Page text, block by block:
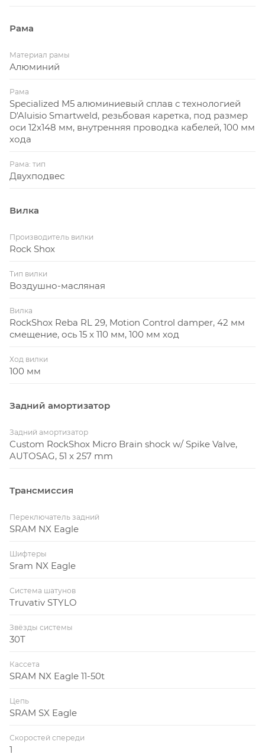
Рама
Материал рамы
Алюминий
Рама
Specialized M5 алюминиевый сплав с технологией
D'Aluisio Smartweld, резьбовая каретка, под размер
оси 12x148 мм, внутренняя проводка кабелей, 100 мм
хода
Рама: тип
Двухподвес
Вилка
Производитель вилки
Rock Shox
Тип вилки
Воздушно-масляная
Вилка
RockShox Reba RL 29, Motion Control damper, 42 мм
смещение, ось 15 x 110 мм, 100 мм ход
Ход вилки
100 мм
Задний амортизатор
Задний амортизатор
Custom RockShox Micro Brain shock w/ Spike Valve,
AUTOSAG, 51 x 257 mm
Трансмиссия
Переключатель задний
SRAM NX Eagle
Шифтеры
Sram NX Eagle
Система шатунов
Truvativ STYLO
Звёзды системы
30T
Кассета
SRAM NX Eagle 11-50t
Цепь
SRAM SX Eagle
Скоростей спереди
1